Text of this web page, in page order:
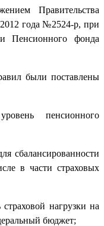
Правительства
года №2524-р, при
Пенсионного фонда
были поставлены
пенсионного
сбалансированности
в части страховых
нагрузки на
бюджет;